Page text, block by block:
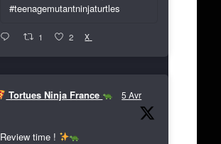
#teenagemutantninjaturtles
1 2 X
Tortues Ninja France 5 Avr
Review time !